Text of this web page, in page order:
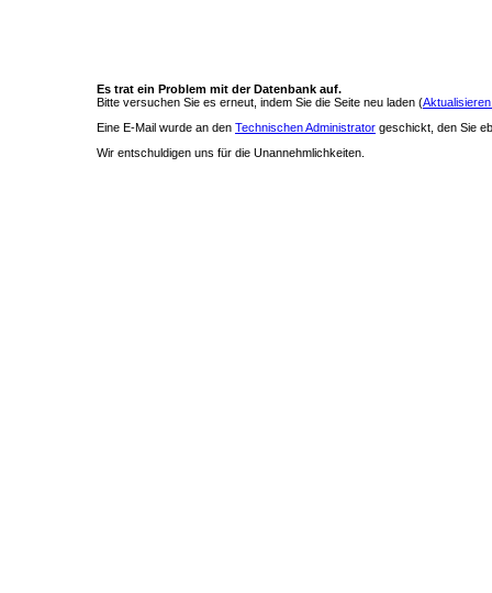
Es trat ein Problem mit der Datenbank auf.
Bitte versuchen Sie es erneut, indem Sie die Seite neu laden (
Eine E-Mail wurde an den Technischen Administrator geschickt, den Sie
Wir entschuldigen uns für die Unannehmlichkeiten.